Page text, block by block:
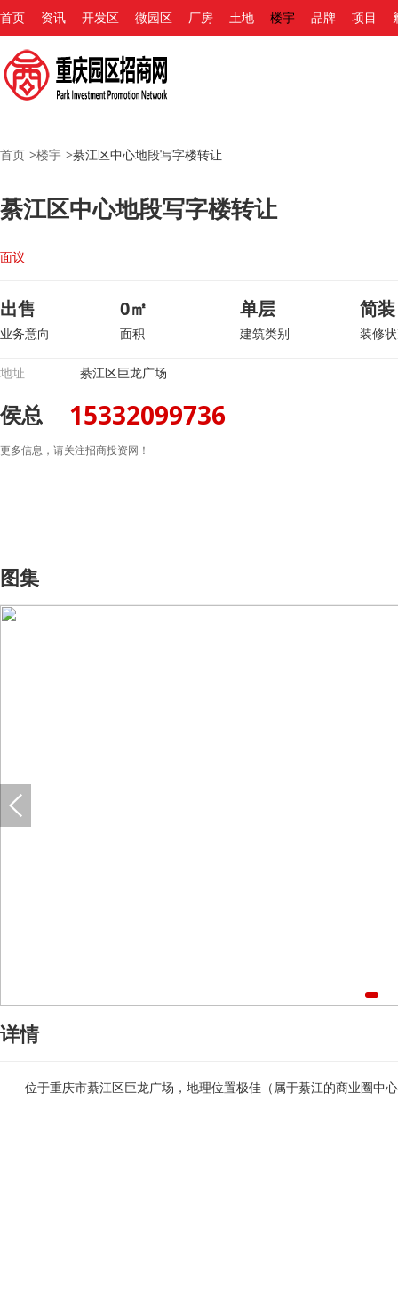
首页 资讯 开发区 微园区 厂房 土地 楼宇 品牌 项目
首页 >楼宇 >綦江区中心地段写字楼转让
綦江区中心地段写字楼转让
面议
出售
业务意向
0㎡
面积
单层
建筑类别
简装
装修
地址 綦江区巨龙广场
侯总 15332099736
更多信息，请关注招商投资网！
图集
详情
位于重庆市綦江区巨龙广场，地理位置极佳（属于綦江的商业圈中